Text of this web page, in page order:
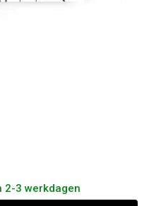
2-3 werkdagen